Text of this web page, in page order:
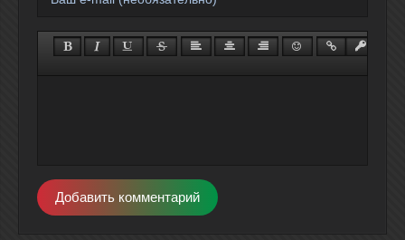
Добавить комментарий